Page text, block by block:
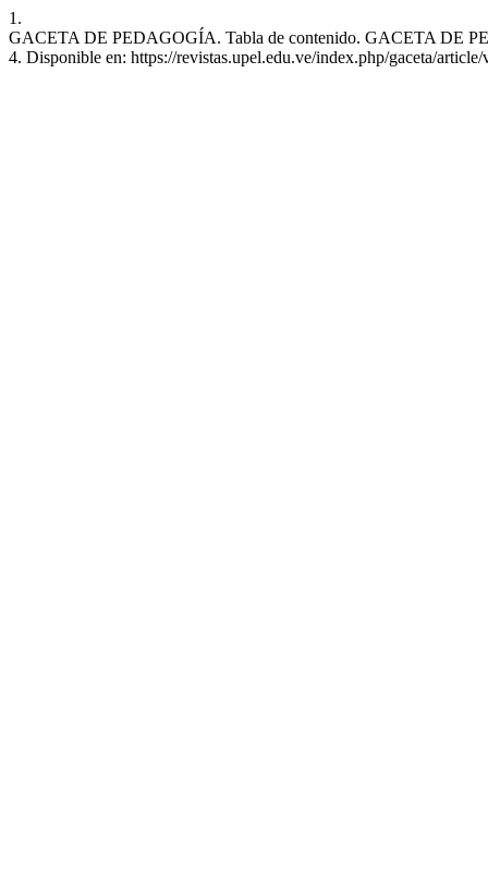
1.
GACETA DE PEDAGOGÍA. Tabla de contenido. GACETA DE
4. Disponible en: https://revistas.upel.edu.ve/index.php/gaceta/